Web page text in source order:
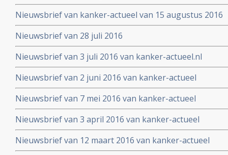
Nieuwsbrief van kanker-actueel van 15 augustus 2016
Nieuwsbrief van 28 juli 2016
Nieuwsbrief van 3 juli 2016 van kanker-actueel.nl
Nieuwsbrief van 2 juni 2016 van kanker-actueel
Nieuwsbrief van 7 mei 2016 van kanker-actueel
Nieuwsbrief van 3 april 2016 van kanker-actueel
Nieuwsbrief van 12 maart 2016 van kanker-actueel